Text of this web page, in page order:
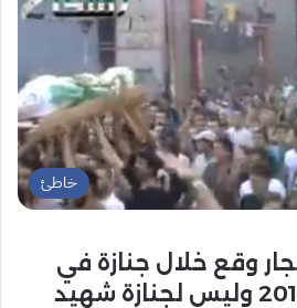
خاطئ
وقع خلال جنازة في
سوريا عام 2012 وليس لجنازة شهيد